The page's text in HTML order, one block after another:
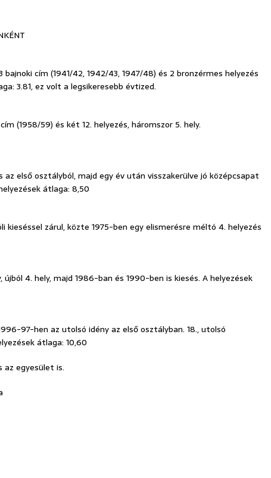
bajnoki cím (1941/42, 1942/43, 1947/48) és 2 bronzérmes helyezés
3.81, ez volt a legsikeresebb évtized.
(1958/59) és két 12. helyezés, háromszor 5. hely.
az első osztályból, majd egy év után visszakerülve jó középcsapat
átlaga: 8,50
kieséssel zárul, közte 1975-ben egy elismerésre méltó 4. helyezés
4. hely, majd 1986-ban és 1990-ben is kiesés. A helyezések
97-hen az utolsó idény az első osztályban. 18., utolsó
átlaga: 10,60
egyesület is.